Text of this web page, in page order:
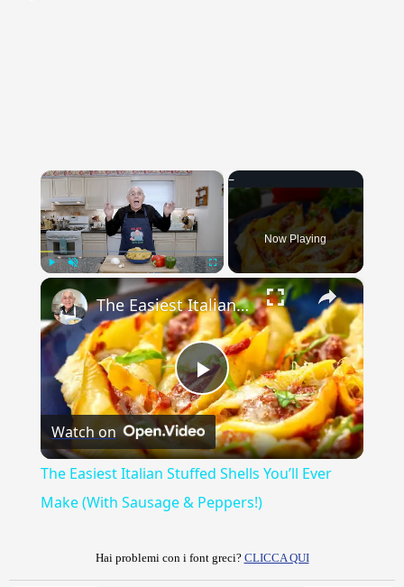
×
Fullscreen
Now Playing
×
Play
Video
The Easiest Italian Stuffed Shells You’ll Ever Make (With Sausage & Peppers!)
Watch on
The Easiest Italian Stuffed Shells You’ll Ever
Make (With Sausage & Peppers!)
Hai problemi con i font greci? CLICCA QUI